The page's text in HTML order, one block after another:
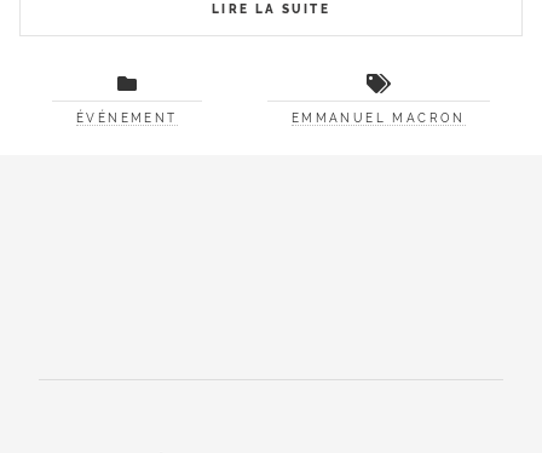
LIRE LA SUITE
ÉVÉNEMENT EMMANUEL MACRON